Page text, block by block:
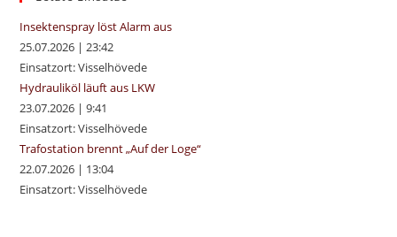
Insektenspray löst Alarm aus
25.07.2026 |23:42
Einsatzort: Visselhövede
Hydrauliköl läuft aus LKW
23.07.2026 |9:41
Einsatzort: Visselhövede
Trafostation brennt „Auf der Loge“
22.07.2026 | 13:04
Einsatzort: Visselhövede